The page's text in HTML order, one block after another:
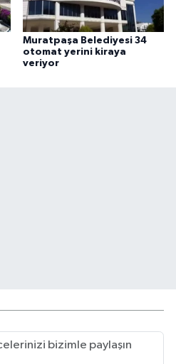
Muratpaşa Belediyesi 34
otomat yerini kiraya
veriyor